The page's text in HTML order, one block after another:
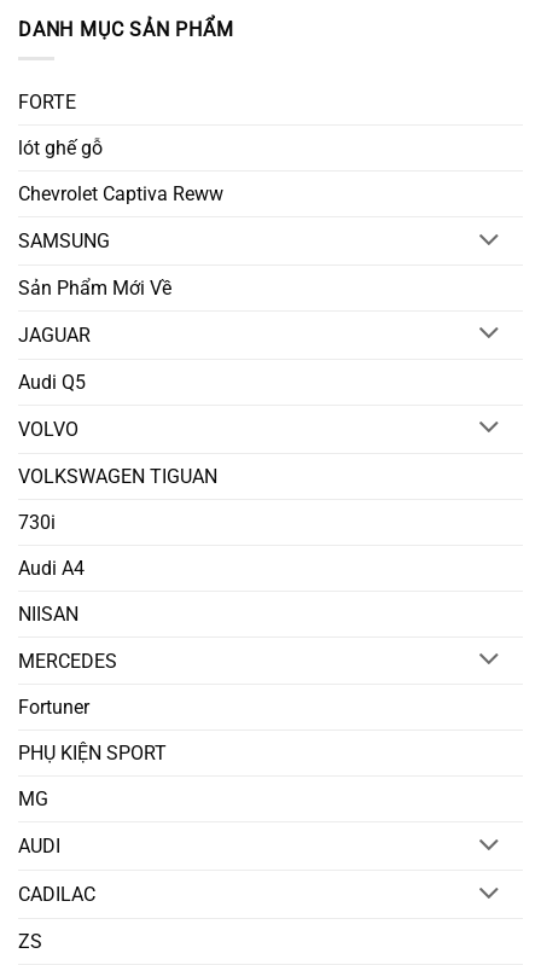
DANH MỤC SẢN PHẨM
FORTE
lót ghế gỗ
Chevrolet Captiva Reww
SAMSUNG
Sản Phẩm Mới Về
JAGUAR
Audi Q5
VOLVO
VOLKSWAGEN TIGUAN
730i
Audi A4
NIISAN
MERCEDES
Fortuner
PHỤ KIỆN SPORT
MG
AUDI
CADILAC
ZS